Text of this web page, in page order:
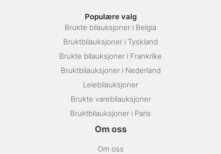
Populære valg
Brukte bilauksjoner i Belgia
Bruktbilauksjoner i Tyskland
Brukte bilauksjoner i Frankrike
Bruktbilauksjoner i Nederland
Leiebilauksjoner
Brukte varebilauksjoner
Bruktbilauksjoner i Paris
Om oss
Om oss